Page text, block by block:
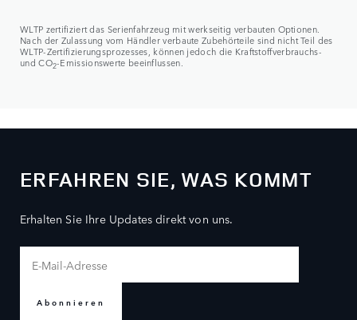
WLTP zertifiziert das Serienfahrzeug mit werkseitig verbauten Optionen.
Nach der Zulassung vom Händler verbaute Zubehörteile sind nicht Teil des
WLTP-Zertifizierungsprozesses, können jedoch die Kraftstoffverbrauchs-
und CO2-Emissionswerte beeinflussen.
ERFAHREN SIE, WAS KOMMT
Erhalten Sie Ihre Updates direkt von uns.
Abonnieren